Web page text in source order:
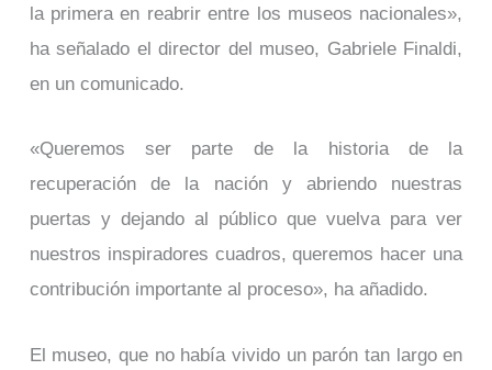
la primera en reabrir entre los museos nacionales»,
ha señalado el director del museo, Gabriele Finaldi,
en un comunicado.
«Queremos ser parte de la historia de la
recuperación de la nación y abriendo nuestras
puertas y dejando al público que vuelva para ver
nuestros inspiradores cuadros, queremos hacer una
contribución importante al proceso», ha añadido.
El museo, que no había vivido un parón tan largo en